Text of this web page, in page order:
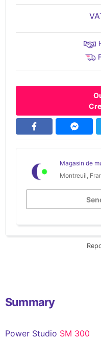
Magasin de
Montreuil,
Summary
Power Studio SM 300